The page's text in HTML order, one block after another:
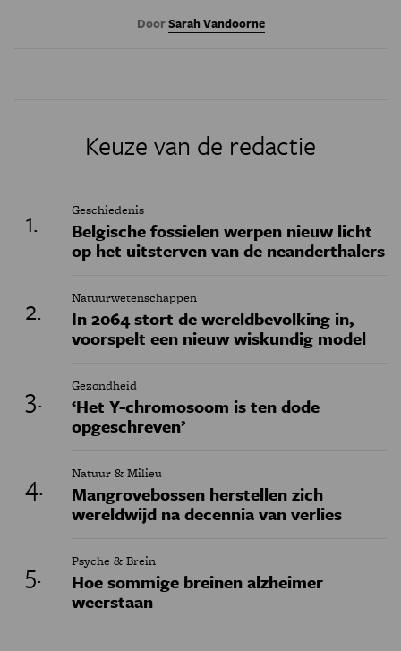
DoorSarah Vandoorne
Keuze van de redactie
Geschiedenis
Belgische fossielen werpen nieuw licht
op het uitsterven van de neanderthalers
Natuurwetenschappen
In 2064 stort de wereldbevolking in,
voorspelt een nieuw wiskundig model
Gezondheid
‘Het Y-chromosoom is ten dode
opgeschreven’
Natuur & Milieu
Mangrovebossen herstellen zich
wereldwijd na decennia van verlies
Psyche & Brein
Hoe sommige breinen alzheimer
weerstaan